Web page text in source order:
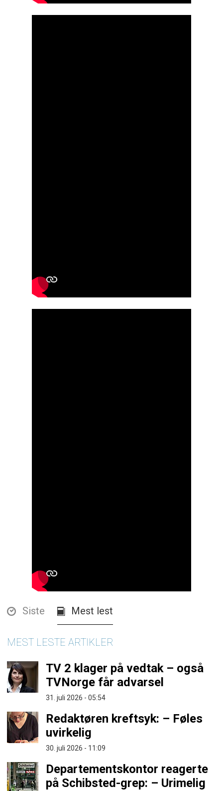
Siste Mest lest
MEST LESTE ARTIKLER
TV 2 klager på vedtak – også
TVNorge får advarsel
31. juli 2026 - 05:54
Redaktøren kreftsyk: – Føles
uvirkelig
30. juli 2026 - 11:09
Departementskontor reagerte
på Schibsted-grep: – Urimelig